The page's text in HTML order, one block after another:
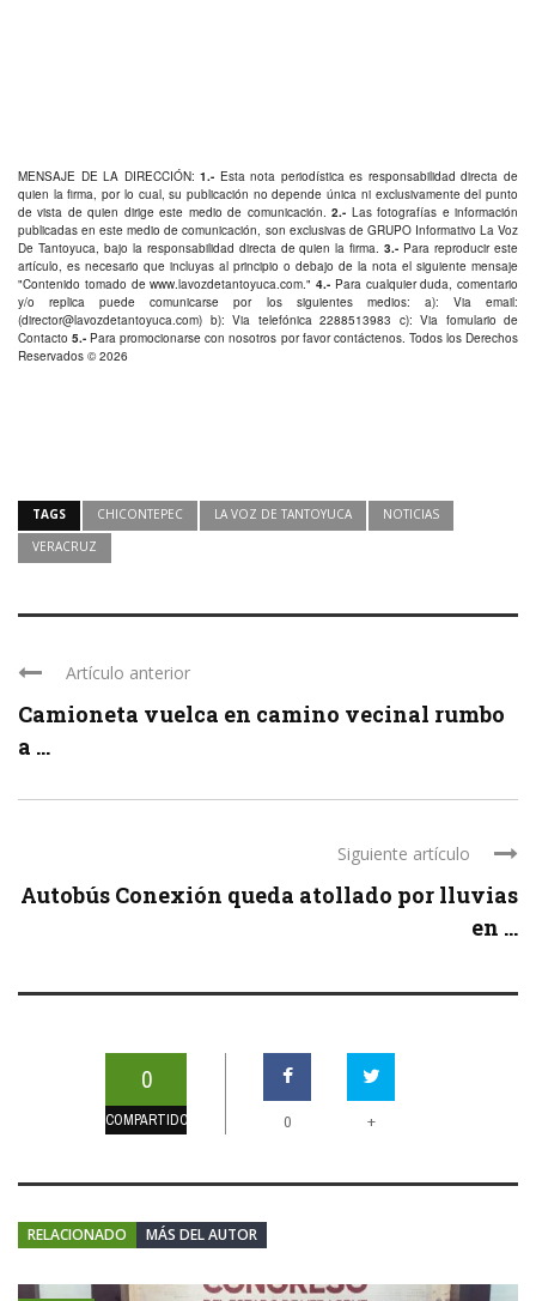
MENSAJE DE LA DIRECCIÓN:1.- Esta nota periodística es responsabilidad directa de
quien la firma, por lo cual, su publicación no depende única ni exclusivamente del punto
de vista de quien dirige este medio de comunicación.2.- Las fotografías e información
publicadas en este medio de comunicación, son exclusivas de GRUPO Informativo La Voz
De Tantoyuca, bajo la responsabilidad directa de quien la firma.3.- Para reproducir este
artículo, es necesario que incluyas al principio o debajo de la nota el siguiente mensaje
"Contenido tomado dewww.lavozdetantoyuca.com ." 4.- Para cualquier duda, comentario
y/o replica puede comunicarse por los siguientes medios: a): Via email:
(director@lavozdetantoyuca.com) b): Via telefónica 2288513983 c): Via fomulario de
Contacto 5.- Para promocionarse con nosotros por favorcontáctenos. Todos los Derechos
Reservados © 2026
TAGS CHICONTEPEC LA VOZ DE TANTOYUCA
NOTICIAS
VERACRUZ
Artículo anterior
Camioneta vuelca en camino vecinal rumbo
a ...
Siguiente artículo
Autobús Conexión queda atollado por lluvias
en ...
0
COMPARTIDOS 0 +
RELACIONADO MÁS DEL AUTOR